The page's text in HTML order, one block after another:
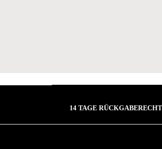
14 TAGE RÜCKGABERECHT